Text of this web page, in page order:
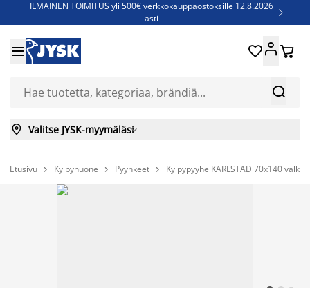
ILMAINEN TOIMITUS yli 500€ verkkokauppaostoksille 12.8.2026
asti

Jenkkisänkyjä - Säästä jopa 60%


 
 Valitse JYSK-myymäläsi
Etusivu  Kylpyhuone  Pyyhkeet  Kylpypyyhe KARLSTAD 70x140